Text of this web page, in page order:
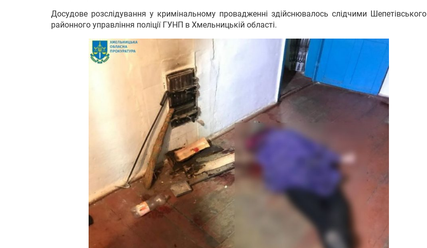
Досудове розслідування у кримінальному провадженні здійснювалось слідчими Шепетівського
районного управління поліції ГУНП в Хмельницькій області.